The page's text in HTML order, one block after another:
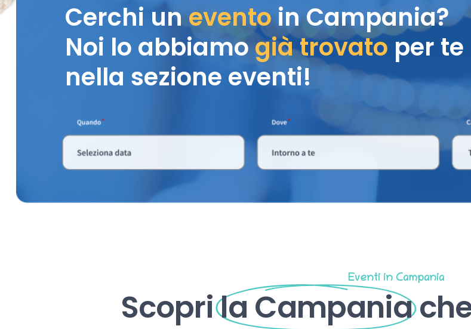
Cerchi uneventoin Campania?
Noi lo abbiamogià trovato per te
nella sezione eventi!
Eventi in Campania
Scoprila Campania